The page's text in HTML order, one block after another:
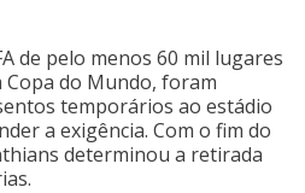
de pelo menos 60 mil lugares
do Mundo, foram
temporários ao estádio
a exigência. Com o fim do
determinou a retirada